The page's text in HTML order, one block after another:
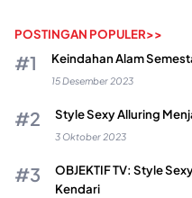
POSTINGAN POPULER>>
Keindahan Alam
15 Desember 2023
Style Sexy Alluring
3 Oktober 2023
OBJEKTIF TV: Style
Kendari